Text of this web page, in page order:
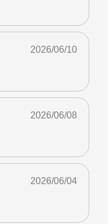
2026/06/10
2026/06/08
2026/06/04